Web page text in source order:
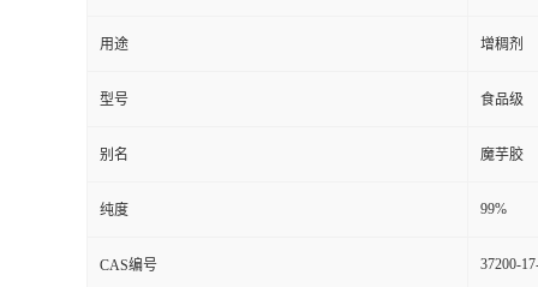
用途 增稠剂
型号 食品级
别名 魔芋胶
纯度 99%
CAS编号 37200-